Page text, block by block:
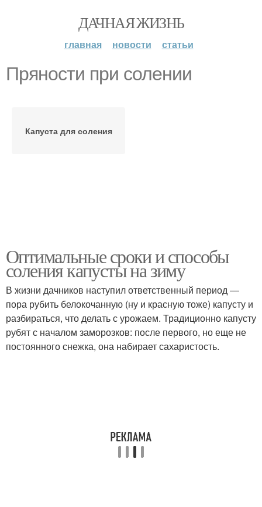
ДАЧНАЯ ЖИЗНЬ
главная новости статьи
Пряности при солении
Капуста для соления
Оптимальные сроки и способы
соления капусты на зиму
В жизни дачников наступил ответственный период —
пора рубить белокочанную (ну и красную тоже) капусту и
разбираться, что делать с урожаем. Традиционно капусту
рубят с началом заморозков: после первого, но еще не
постоянного снежка, она набирает сахаристость.